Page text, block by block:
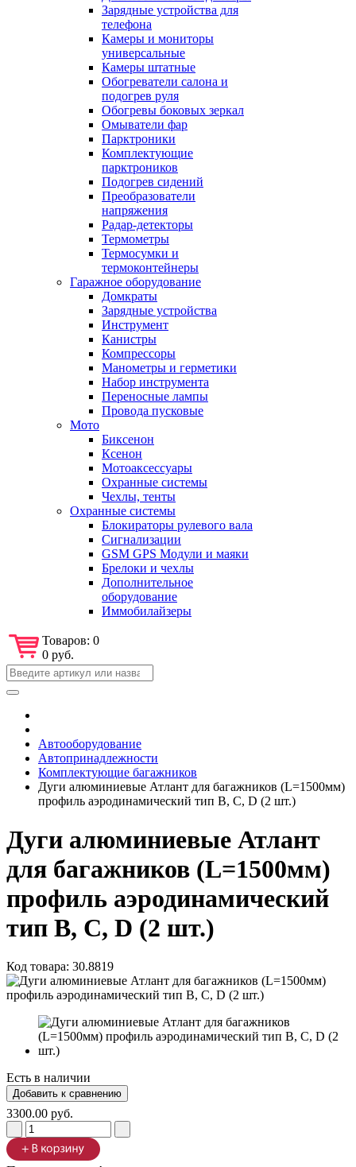
Зарядные устройства для
телефона
Камеры и мониторы
универсальные
Камеры штатные
Обогреватели салона и
подогрев руля
Обогревы боковых зеркал
Омыватели фар
Парктроники
Комплектующие
парктроников
Подогрев сидений
Преобразователи
напряжения
Радар-детекторы
Термометры
Термосумки и
термоконтейнеры
Гаражное оборудование
Домкраты
Зарядные устройства
Инструмент
Канистры
Компрессоры
Манометры и герметики
Набор инструмента
Переносные лампы
Провода пусковые
Мото
Биксенон
Ксенон
Мотоаксессуары
Охранные системы
Чехлы, тенты
Охранные системы
Блокираторы рулевого вала
Сигнализации
GSM GPS Модули и маяки
Брелоки и чехлы
Дополнительное
оборудование
Иммобилайзеры
Товаров: 0
0 руб.
Автооборудование
Автопринадлежности
Комплектующие багажников
Дуги алюминиевые Атлант для багажников (L=1500мм)
профиль аэродинамический тип B, C, D (2 шт.)
Дуги алюминиевые Атлант
для багажников (L=1500мм)
профиль аэродинамический
тип B, C, D (2 шт.)
Код товара: 30.8819
Есть в наличии
3300.00 руб.